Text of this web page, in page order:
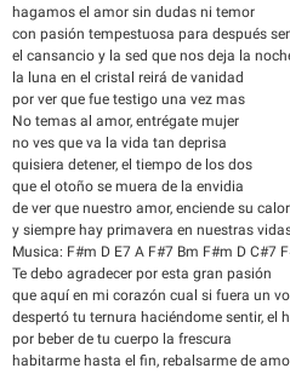
hagamos el amor sin dudas ni temor
con pasión tempestuosa para después
el cansancio y la sed que nos deja la
la luna en el cristal reirá de vanidad
por ver que fue testigo una vez mas
No temas al amor, entrégate mujer
no ves que va la vida tan deprisa
quisiera detener, el tiempo de los dos
que el otoño se muera de la envidia
de ver que nuestro amor, enciende su calor
y siempre hay primavera en nuestras
Musica: F#m D E7 A F#7 Bm F#m D C#7
Te debo agradecer por esta gran pasión
que aquí en mi corazón cual si fuera un
despertó tu ternura haciéndome sentir, el
por beber de tu cuerpo la frescura
habitarme hasta el fin, rebalsarme de